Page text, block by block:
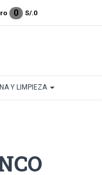
0 S/.0
Y LIMPIEZA